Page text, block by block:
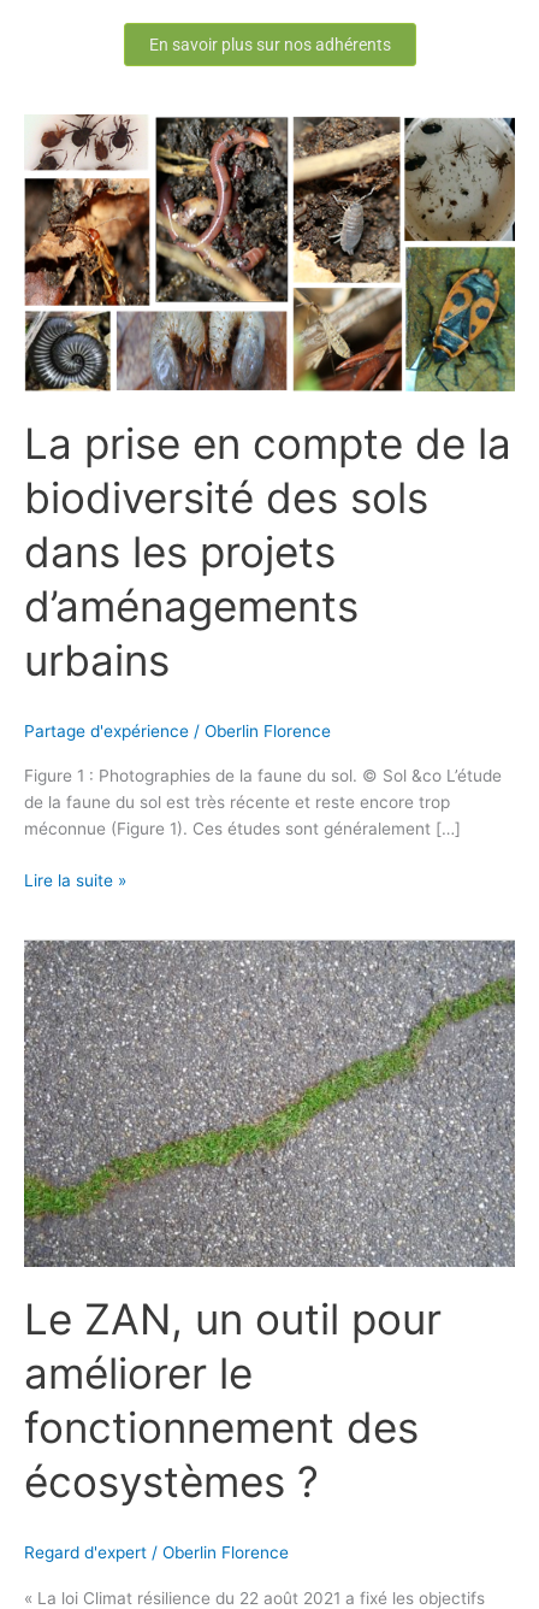
En savoir plus sur nos adhérents
La prise en compte de la
biodiversité des sols
dans les projets
d’aménagements
urbains
Partage d'expérience / Oberlin Florence
Figure 1 : Photographies de la faune du sol. © Sol &co L’étude
de la faune du sol est très récente et reste encore trop
méconnue (Figure 1). Ces études sont généralement […]
prise
en
compte
de
la
biodiversité
des
sols
dans
les
d’aménagements
Lire la suite »
Le ZAN, un outil pour
améliorer le
fonctionnement des
écosystèmes ?
Regard d'expert / Oberlin Florence
« La loi Climat résilience du 22 août 2021 a fixé les objectifs
Le
ZAN,
un
outil
pour
améliorer
le
fonctionnement
des
écosystèmes
?